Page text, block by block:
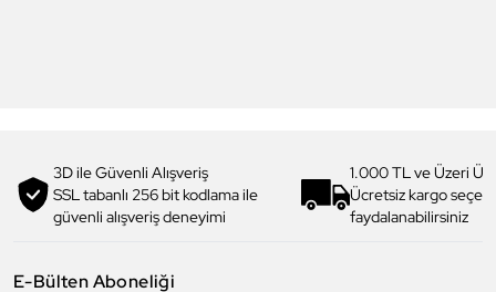
3D ile Güvenli Alışveriş
SSL tabanlı 256 bit kodlama ile
güvenli alışveriş deneyimi
1.000 TL ve Üzeri
Ücretsiz kargo
faydalanabilirsiniz
E-Bülten Aboneliği